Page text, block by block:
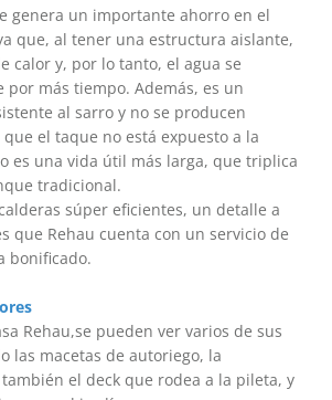
genera un importante ahorro en el
que, al tener una estructura aislante,
calor y, por lo tanto, el agua se
por más tiempo. Además, es un
al sarro y no se producen
el taque no está expuesto a la
es una vida útil más larga, que triplica
tradicional.
súper eficientes, un detalle a
que Rehau cuenta con un servicio de
bonificado.
Rehau,se pueden ver varios de sus
las macetas de autoriego, la
el deck que rodea a la pileta, y